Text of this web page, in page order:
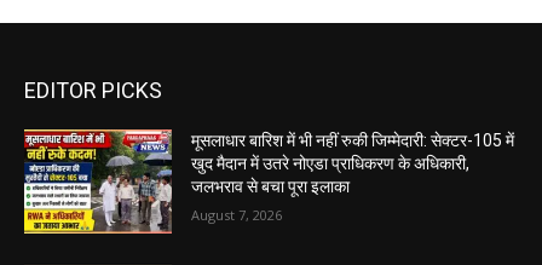
EDITOR PICKS
मूसलाधार बारिश में भी नहीं रुकी जिम्मेदारी: सेक्टर-105 में
खुद मैदान में उतरे नोएडा प्राधिकरण के अधिकारी,
जलभराव से बचा पूरा इलाका
August 7, 2026